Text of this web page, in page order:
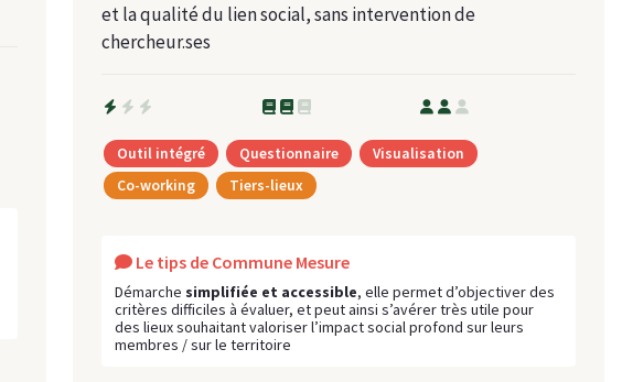
et la qualité du lien social, sans intervention de
chercheur.ses
Outil intégré Questionnaire
Visualisation
Co-working
Tiers-lieux
Le tips de Commune Mesure
Démarche simplifiée et accessible, elle permet d’objectiver des
critères difficiles à évaluer, et peut ainsi s’avérer très utile pour
des lieux souhaitant valoriser l’impact social profond sur leurs
membres / sur le territoire